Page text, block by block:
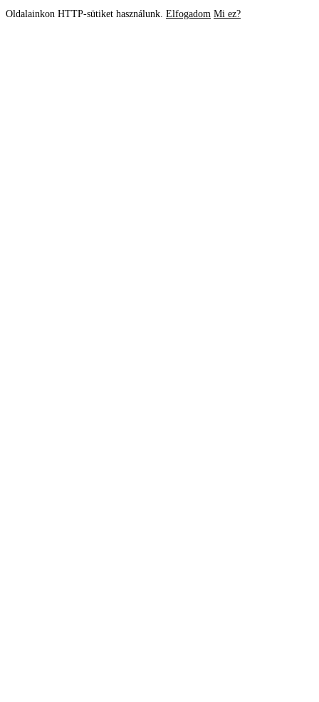
Oldalainkon HTTP-sütiket használunk. Elfogadom Mi ez?